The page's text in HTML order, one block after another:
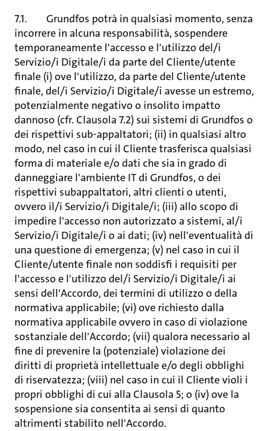
7.1. Grundfos potrà in qualsiasi momento, senza
incorrere in alcuna responsabilità, sospendere
temporaneamente l'accesso e l'utilizzo del/i
Servizio/i Digitale/i da parte del Cliente/utente
finale (i) ove l'utilizzo, da parte del Cliente/utente
finale, del/i Servizio/i Digitale/i avesse un estremo,
potenzialmente negativo o insolito impatto
dannoso (cfr. Clausola 7.2) sui sistemi di Grundfos o
dei rispettivi sub-appaltatori; (ii) in qualsiasi altro
modo, nel caso in cui il Cliente trasferisca qualsiasi
forma di materiale e/o dati che sia in grado di
danneggiare l'ambiente IT di Grundfos, o dei
rispettivi subappaltatori, altri clienti o utenti,
ovvero il/i Servizio/i Digitale/i; (iii) allo scopo di
impedire l'accesso non autorizzato a sistemi, al/i
Servizio/i Digitale/i o ai dati; (iv) nell'eventualità di
una questione di emergenza; (v) nel caso in cui il
Cliente/utente finale non soddisfi i requisiti per
l'accesso e l'utilizzo del/i Servizio/i Digitale/i ai
sensi dell'Accordo, dei termini di utilizzo o della
normativa applicabile; (vi) ove richiesto dalla
normativa applicabile ovvero in caso di violazione
sostanziale dell'Accordo; (vii) qualora necessario al
fine di prevenire la (potenziale) violazione dei
diritti di proprietà intellettuale e/o degli obblighi
di riservatezza; (viii) nel caso in cui il Cliente violi i
propri obblighi di cui alla Clausola 5; o (iv) ove la
sospensione sia consentita ai sensi di quanto
altrimenti stabilito nell'Accordo.